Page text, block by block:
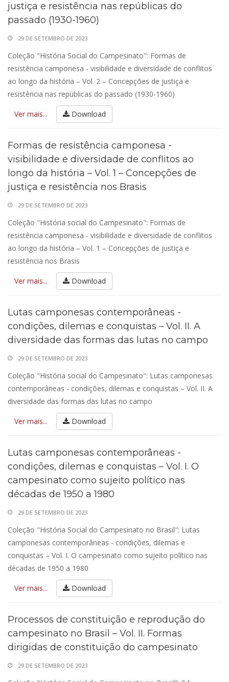
justiça e resistência nas repúblicas do
passado (1930-1960)
29 DE SETEMBRO DE 2023
Coleção "História Social do Campesinato": Formas de
resistência camponesa - visibilidade e diversidade de conflitos
ao longo da história – Vol. 2 – Concepções de justiça e
resistência nas repúblicas do passado (1930-1960)
Ver mais... Download
Formas de resistência camponesa -
visibilidade e diversidade de conflitos ao
longo da história – Vol. 1 – Concepções de
justiça e resistência nos Brasis
29 DE SETEMBRO DE 2023
Coleção "História social do Campesinato": Formas de
resistência camponesa - visibilidade e diversidade de conflitos
ao longo da história – Vol. 1 – Concepções de justiça e
resistência nos Brasis
Ver mais... Download
Lutas camponesas contemporâneas -
condições, dilemas e conquistas – Vol. II. A
diversidade das formas das lutas no campo
29 DE SETEMBRO DE 2023
Coleção "História social do Campesinato": Lutas camponesas
contemporâneas - condições, dilemas e conquistas – Vol. II. A
diversidade das formas das lutas no campo
Ver mais... Download
Lutas camponesas contemporâneas -
condições, dilemas e conquistas – Vol. I. O
campesinato como sujeito político nas
décadas de 1950 a 1980
29 DE SETEMBRO DE 2023
Coleção "História Social do Campesinato no Brasil": Lutas
camponesas contemporâneas - condições, dilemas e
conquistas – Vol. I. O campesinato como sujeito político nas
décadas de 1950 a 1980
Ver mais... Download
Processos de constituição e reprodução do
campesinato no Brasil – Vol. II. Formas
dirigidas de constituição do campesinato
29 DE SETEMBRO DE 2023